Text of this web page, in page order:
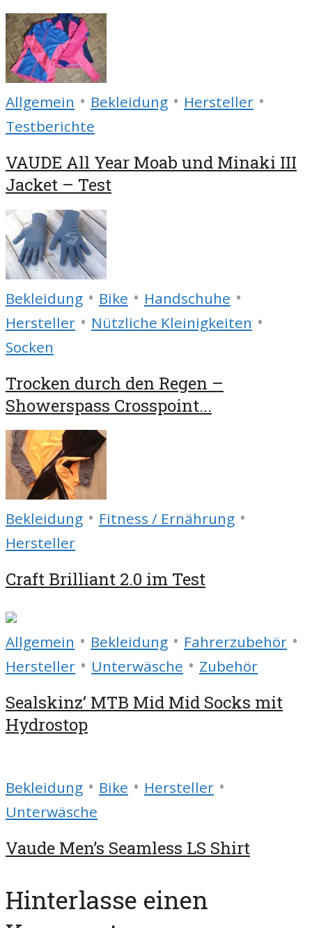
Allgemein • Bekleidung • Hersteller •
Testberichte
VAUDE All Year Moab und Minaki III
Jacket – Test
Bekleidung • Bike • Handschuhe •
Hersteller • Nützliche Kleinigkeiten •
Socken
Trocken durch den Regen –
Showerspass Crosspoint...
Bekleidung • Fitness / Ernährung •
Hersteller
Craft Brilliant 2.0 im Test
Allgemein • Bekleidung • Fahrerzubehör •
Hersteller • Unterwäsche • Zubehör
Sealskinz‘ MTB Mid Mid Socks mit
Hydrostop
Bekleidung • Bike • Hersteller •
Unterwäsche
Vaude Men’s Seamless LS Shirt
Hinterlasse einen